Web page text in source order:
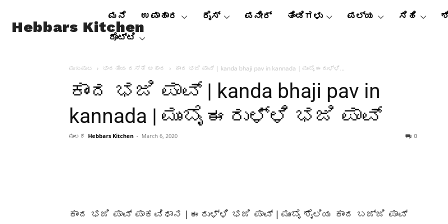
Hebbars Kitchen
ಮನೆ ಉಪಾಹಾರ ರೈಸ್ ಪನೀರ್ ತಿಂಡಿಗಳು ಪಲ್ಯ ಸಿಹಿ
ರೊಟ್ಟಿ
ಮುಖಪುಟ ಭಾರತೀಯ ರಸ್ತೆ ಆಹಾರ ಕಾಂದ ಭಜಿ ಪಾವ್ | kanda bhaji pav in kannada | ಮುಂಬೈ ಈರುಳ್ಳಿ...
ಕಾಂದ ಭಜಿ ಪಾವ್ | kanda bhaji pav in
kannada | ಮುಂಬೈ ಈರುಳ್ಳಿ ಭಜಿ ಪಾವ್
ಮೂಲಕ Hebbars Kitchen - March 6, 2020 0
ಕಾಂದ ಭಜಿ ಪಾವ್ ಪಾಕವಿಧಾನ | ಈರುಳ್ಳಿ ಭಜಿ ಪಾವ್ | ಮುಂಬೈ ಶೈಲಿಯ ಕಾಂದ ಬಜ್ಜಿ ಪಾವ್